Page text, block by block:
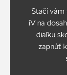
Stačí
iV na
diaľku
zapnúť